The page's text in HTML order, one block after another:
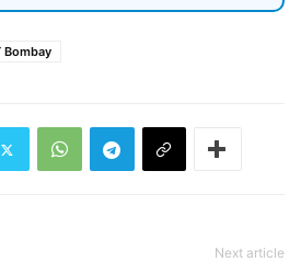
Bombay
Next article